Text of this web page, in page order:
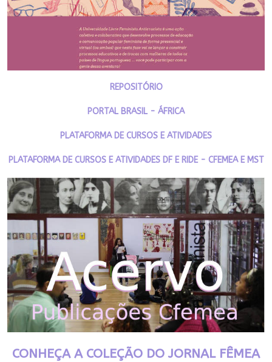
REPOSITÓRIO
PORTAL BRASIL - ÁFRICA
PLATAFORMA DE CURSOS E ATIVIDADES
PLATAFORMA DE CURSOS E ATIVIDADES DF E RIDE - CFEMEA E MST
CONHEÇA A COLEÇÃO DO JORNAL FÊMEA